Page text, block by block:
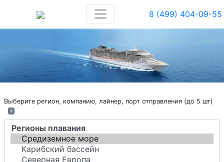
8 (499) 404-09-55
Выберите регион, компанию, лайнер, порт отправления (до 5 шт)
?